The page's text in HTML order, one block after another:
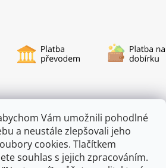
Vám umožnili pohodlné
a neustále zlepšovali jeho
cookies. Tlačítkem
souhlas s jejich zpracováním.